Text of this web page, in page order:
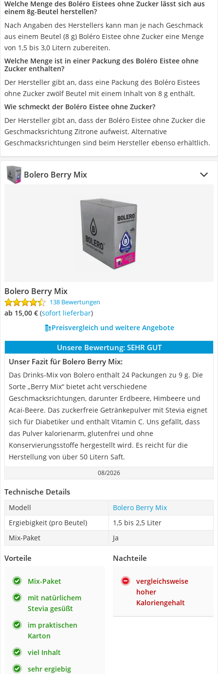
Welche Menge des Boléro Eistees ohne Zucker lässt sich aus
einem 8g-Beutel herstellen?
Nach Angaben des Herstellers kann man je nach Geschmack
aus einem Beutel (8 g) Boléro Eistee ohne Zucker eine Menge
von 1,5 bis 3,0 Litern zubereiten.
Welche Menge ist in einer Packung des Boléro Eistee ohne
Zucker enthalten?
Der Hersteller gibt an, dass eine Packung des Boléro Eistees
ohne Zucker zwölf Beutel mit einem Inhalt von 8 g enthält.
Wie schmeckt der Boléro Eistee ohne Zucker?
Der Hersteller gibt an, dass der Boléro Eistee ohne Zucker die
Geschmacksrichtung Zitrone aufweist. Alternative
Geschmacksrichtungen sind beim Hersteller ebenso erhältlich.
Bolero Berry Mix
Bolero Berry Mix
138 Bewertungen
ab 15,00 € ( Sofort lieferbar)
Preisvergleich und weitere Angebote
Unsere Bewertung: SEHR GUT
Unser Fazit für Bolero Berry Mix:
Das Drinks-Mix von Bolero enthält 24 Packungen zu 9 g. Die
Sorte „Berry Mix“ bietet acht verschiedene
Geschmacksrichtungen, darunter Erdbeere, Himbeere und
Acai-Beere. Das zuckerfreie Getränkepulver mit Stevia eignet
sich für Diabetiker und enthält Vitamin C. Uns gefällt, dass
das Pulver kalorienarm, glutenfrei und ohne
Konservierungsstoffe hergestellt wird. Es reicht für die
Herstellung von über 50 Litern Saft.
08/2026
Technische Details
Modell
Bolero Berry Mix
Ergiebigkeit (pro Beutel)
1,5 bis 2,5 Liter
Mix-Paket
Ja
Vorteile
Mix-Paket
mit natürlichem
Stevia gesüßt
im praktischen
Karton
viel Inhalt
sehr ergiebig
Nachteile
vergleichsweise
hoher
Kaloriengehalt